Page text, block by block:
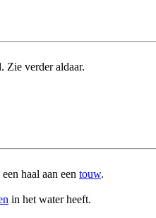
Zie verder aldaar.
haal aan een touw.
in het water heeft.